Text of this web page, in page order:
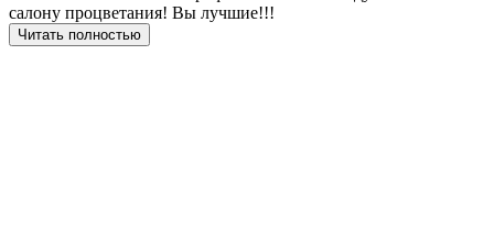
салону процветания! Вы лучшие!!!
Читать полностью